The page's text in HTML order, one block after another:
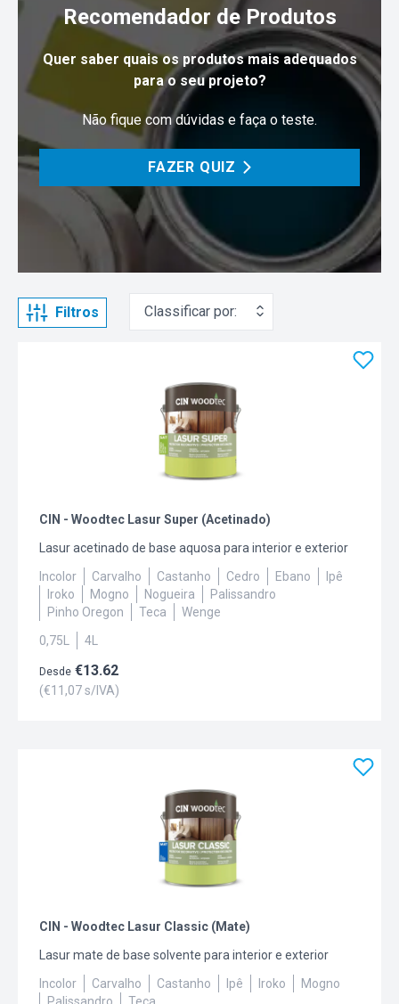
Recomendador de Produtos
Quer saber quais os produtos mais adequados
para o seu projeto?
Não fique com dúvidas e faça o teste.
FAZER QUIZ
Filtros Classificar por:
CIN - Woodtec Lasur Super (Acetinado)
Lasur acetinado de base aquosa para interior e exterior
Incolor
Carvalho Castanho Cedro Ebano
Ipê
Iroko
Mogno Nogueira
Palissandro
Pinho Oregon
Teca
Wenge
0,75L
4L
Desde €13.62
(€11,07s/IVA)
CIN - Woodtec Lasur Classic (Mate)
Lasur mate de base solvente para interior e exterior
Incolor
Carvalho Castanho Ipê Iroko
Mogno